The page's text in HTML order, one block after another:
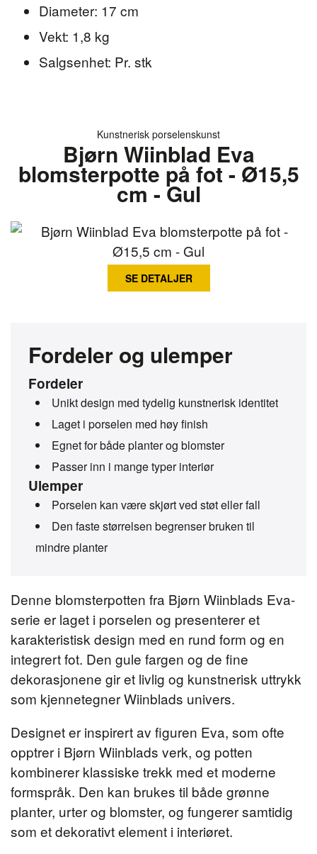
Diameter: 17 cm
Vekt: 1,8 kg
Salgsenhet: Pr. stk
Kunstnerisk porselenskunst
Bjørn Wiinblad Eva
blomsterpotte på fot - Ø15,5
cm - Gul
Denne blomsterpotten fra Bjørn Wiinblads Eva-
serie er laget i porselen og presenterer et
karakteristisk design med en rund form og en
integrert fot. Den gule fargen og de fine
dekorasjonene gir et livlig og kunstnerisk uttrykk
som kjennetegner Wiinblads univers.
Designet er inspirert av figuren Eva, som ofte
opptrer i Bjørn Wiinblads verk, og potten
kombinerer klassiske trekk med et moderne
formspråk. Den kan brukes til både grønne
planter, urter og blomster, og fungerer samtidig
som et dekorativt element i interiøret.
Fordeler og ulemper
Fordeler
Unikt design med tydelig kunstnerisk identitet
Laget i porselen med høy finish
Egnet for både planter og blomster
Passer inn i mange typer interiør
Ulemper
Porselen kan være skjørt ved støt eller fall
Den faste størrelsen begrenser bruken til
mindre planter
SE DETALJER